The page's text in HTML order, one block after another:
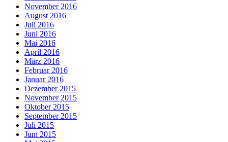
November 2016
August 2016
Juli 2016
Juni 2016
Mai 2016
April 2016
März 2016
Februar 2016
Januar 2016
Dezember 2015
November 2015
Oktober 2015
September 2015
Juli 2015
Juni 2015